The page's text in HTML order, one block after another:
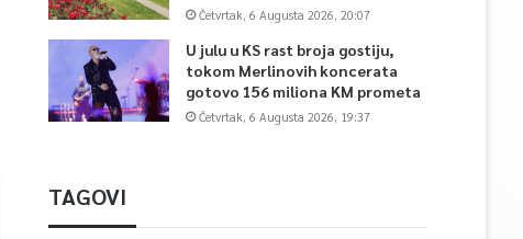
Četvrtak, 6 Augusta 2026, 20:07
U julu u KS rast broja gostiju,
tokom Merlinovih koncerata
gotovo 156 miliona KM prometa
Četvrtak, 6 Augusta 2026, 19:37
TAGOVI